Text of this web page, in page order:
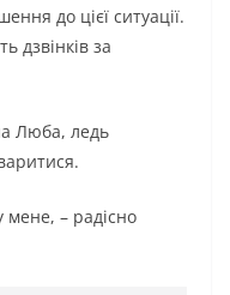
до цієї ситуації.
дзвінків за
Люба, ледь
мене, – радісно